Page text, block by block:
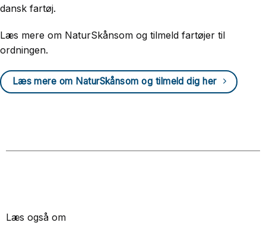
dansk fartøj.
Læs mere om NaturSkånsom og tilmeld fartøjer til
ordningen.
Læs mere om NaturSkånsom og tilmeld dig her
Læs også om